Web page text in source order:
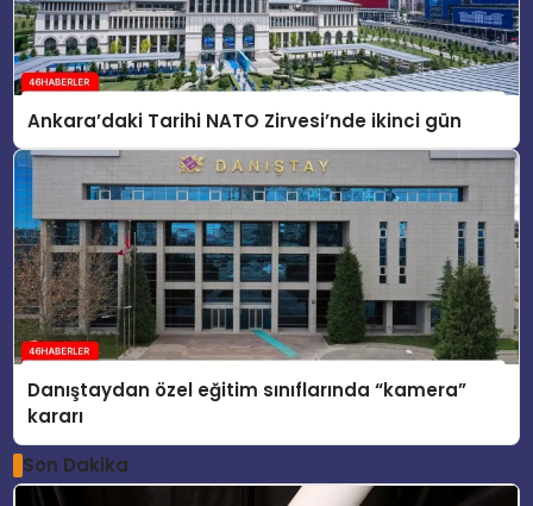
Ankara’daki Tarihi NATO Zirvesi’nde ikinci gün
Danıştaydan özel eğitim sınıflarında “kamera”
kararı
Son Dakika